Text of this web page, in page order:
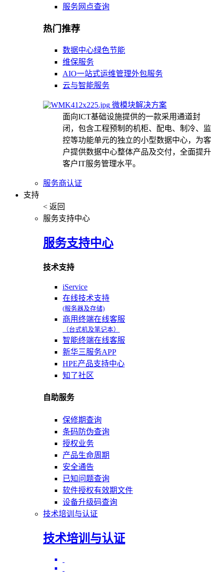
服务网点查询
热门推荐
数据中心绿色节能
维保服务
AIO一站式运维管理外包服务
云与智能服务
微模块解决方案
面向ICT基础设施提供的一款采用通道封
闭，包含工程预制的机柜、配电、制冷、监
控等功能单元的独立的小型数据中心，为客
户提供数据中心整体产品及交付，全面提升
客户IT服务管理水平。
服务商认证
支持
< 返回
服务支持中心
服务支持中心
技术支持
iService
在线技术支持
(服务器及存储)
商用终端在线客服
（台式机及笔记本）
智能终端在线客服
新华三服务APP
HPE产品支持中心
知了社区
自助服务
保修期查询
条码防伪查询
授权业务
产品生命周期
安全通告
已知问题查询
软件授权有效期文件
设备升级码查询
技术培训与认证
技术培训与认证